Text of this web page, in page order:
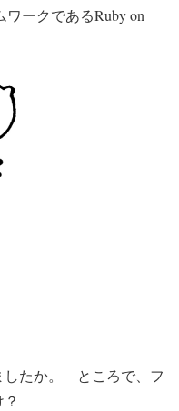
ークであるRuby on
たか。 ところで、フ